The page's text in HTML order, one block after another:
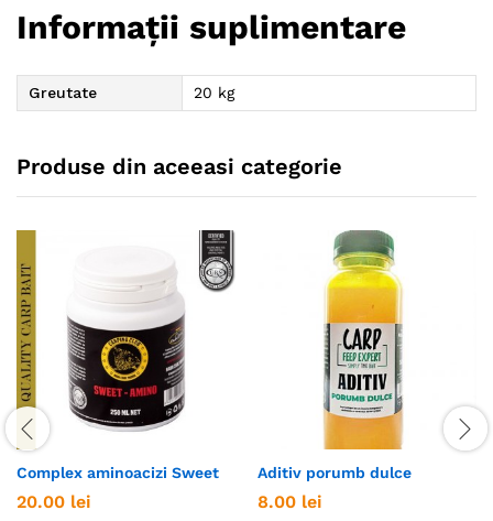
Informații suplimentare
Greutate 20 kg
Produse din aceeasi categorie
Complex aminoacizi Sweet
20.00 lei
Aditiv porumb dulce
8.00 lei